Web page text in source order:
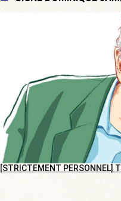
[STRICTEMENT